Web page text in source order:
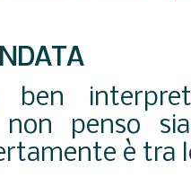
ben
non penso
è tra